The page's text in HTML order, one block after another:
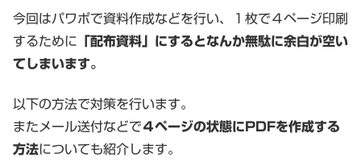
今回はパワポで資料作成などを行い、１枚で４ページ印刷
するために
「配布資料」にするとなんか無駄に余白が空い
てしまいます。
以下の方法で対策を行います。
またメール送付などで４ページの状態にPDFを作成する
方法についても紹介します。